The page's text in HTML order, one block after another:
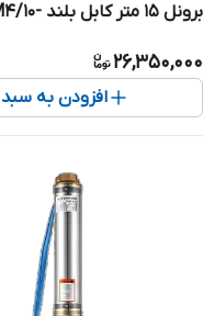
کابل بلند تک فاز
26,350,000
افزودن به سبد